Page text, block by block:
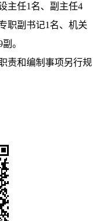
主任1名、副主任4
职副书记1名、机关
。
责和编制事项另行规